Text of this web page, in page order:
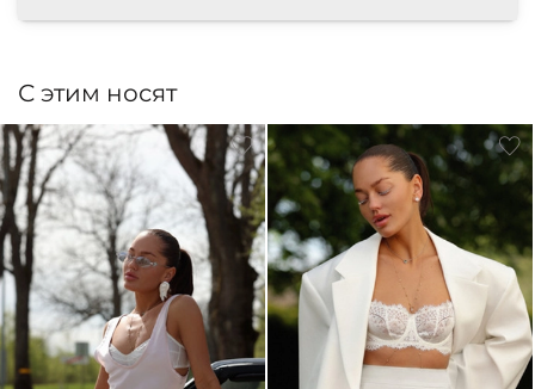
сегодня
стоимости,
остальное
— тремя
платежами
раз в две
недели.
Заказ от
500 ₽ до 70
000 ₽
Подробную
С этим носят